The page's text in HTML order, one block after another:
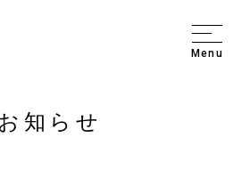
Menu
お知らせ